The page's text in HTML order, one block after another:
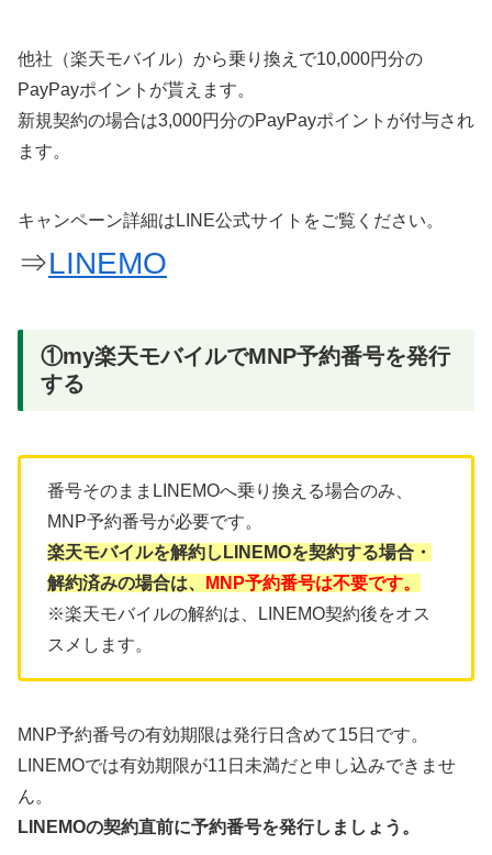
他社（楽天モバイル）から乗り換えで10,000円分の
PayPayポイントが貰えます。
新規契約の場合は3,000円分のPayPayポイントが付与され
ます。
キャンペーン詳細はLINE公式サイトをご覧ください。
⇒LINEMO
①my楽天モバイルでMNP予約番号を発行
する
番号そのままLINEMOへ乗り換える場合のみ、
MNP予約番号が必要です。
楽天モバイルを解約しLINEMOを契約する場合・
解約済みの場合は、
MNP予約番号は不要です。
※楽天モバイルの解約は、LINEMO契約後をオス
スメします。
MNP予約番号の有効期限は発行日含めて15日です。
LINEMOでは有効期限が11日未満だと申し込みできませ
ん。
LINEMOの契約直前に予約番号を発行しましょう。